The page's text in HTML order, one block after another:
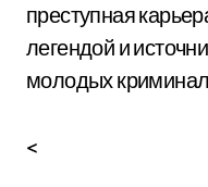
преступная
легендой и
молодых
<